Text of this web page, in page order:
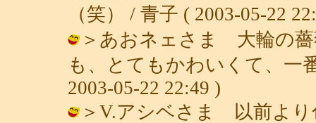
（笑） / 青子 ( 2003-05-22
＞あおネェさま 大輪の薔
も、とてもかわいくて、一
2003-05-22 22:49 )
＞V.アシベさま 以前より